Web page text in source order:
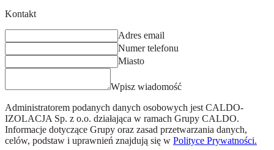
Kontakt
Adres email
Numer telefonu
Miasto
Wpisz wiadomość
Administratorem podanych danych osobowych jest CALDO-
IZOLACJA Sp. z o.o. działająca w ramach Grupy CALDO.
Informacje dotyczące Grupy oraz zasad przetwarzania danych,
celów, podstaw i uprawnień znajdują się w Polityce Prywatności.